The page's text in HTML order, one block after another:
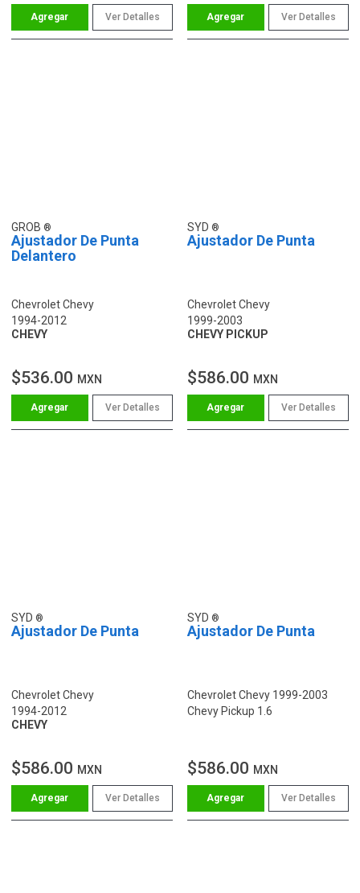
Ver Detalles Ver Detalles
GROB
Ajustador De Punta
Delantero
Chevrolet Chevy
1994-2012
CHEVY
$536.00 MXN
Ver Detalles
SYD
Ajustador De Punta
Chevrolet Chevy
1999-2003
CHEVY PICKUP
$586.00 MXN
Ver Detalles
SYD
Ajustador De Punta
Chevrolet Chevy
1994-2012
CHEVY
$586.00 MXN
Ver Detalles
SYD
Ajustador De Punta
Chevrolet Chevy 1999-2003
Chevy Pickup 1.6
$586.00 MXN
Ver Detalles